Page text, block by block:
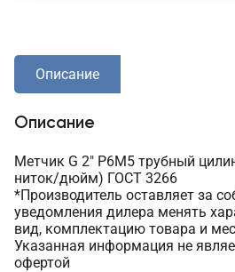
Описание
Описание
Метчик G 2" Р6М5 трубный
ниток/дюйм) ГОСТ 3266
*Производитель оставляет за
уведомления дилера менять
вид, комплектацию товара и
Указанная информация не
офертой